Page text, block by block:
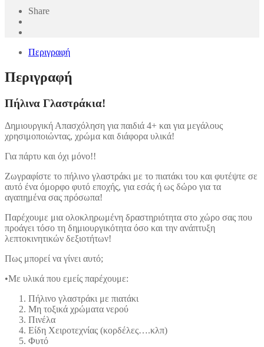
Share
Περιγραφή
Περιγραφή
Πήλινα Γλαστράκια!
Δημιουργική Απασχόληση για παιδιά 4+ και για μεγάλους
χρησιμοποιώντας, χρώμα και διάφορα υλικά!
Για πάρτυ και όχι μόνο!!
Ζωγραφίστε το πήλινο γλαστράκι με το πιατάκι του και φυτέψτε σε
αυτό ένα όμορφο φυτό εποχής, για εσάς ή ως δώρο για τα
αγαπημένα σας πρόσωπα!
Παρέχουμε μια ολοκληρωμένη δραστηριότητα στο χώρο σας που
προάγει τόσο τη δημιουργικότητα όσο και την ανάπτυξη
λεπτοκινητικών δεξιοτήτων!
Πως μπορεί να γίνει αυτό;
•Με υλικά που εμείς παρέχουμε:
Πήλινο γλαστράκι με πιατάκι
Μη τοξικά χρώματα νερού
Πινέλα
Είδη Χειροτεχνίας (κορδέλες….κλπ)
Φυτό